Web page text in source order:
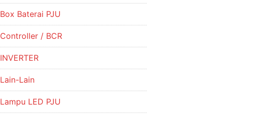
Box Baterai PJU
Controller / BCR
INVERTER
Lain-Lain
Lampu LED PJU